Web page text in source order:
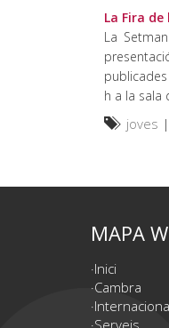
La Fira de
La
h a la sala
joves |
MAPA
Inici
Cambra
Serveis